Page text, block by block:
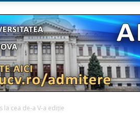
la cea de-a V-a ediție